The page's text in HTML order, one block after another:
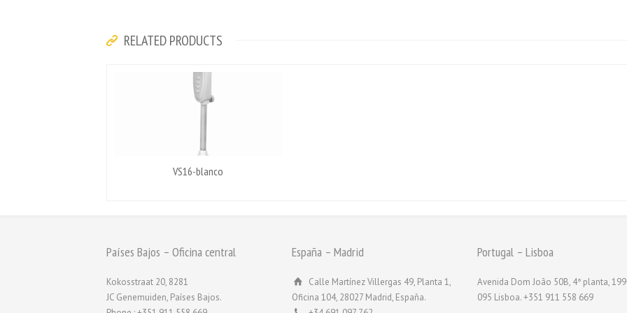
RELATED PRODUCTS
VS16-blanco
Países Bajos – Oficina central
Kokosstraat 20, 8281
JC Genemuiden, Países Bajos.
España – Madrid
Calle Martínez Villergas 49, Planta 1,
Oficina 104, 28027 Madrid, España.
Portugal – Lisboa
Avenida Dom João 50B, 4ª planta,
095 Lisboa. +351 911 558 669